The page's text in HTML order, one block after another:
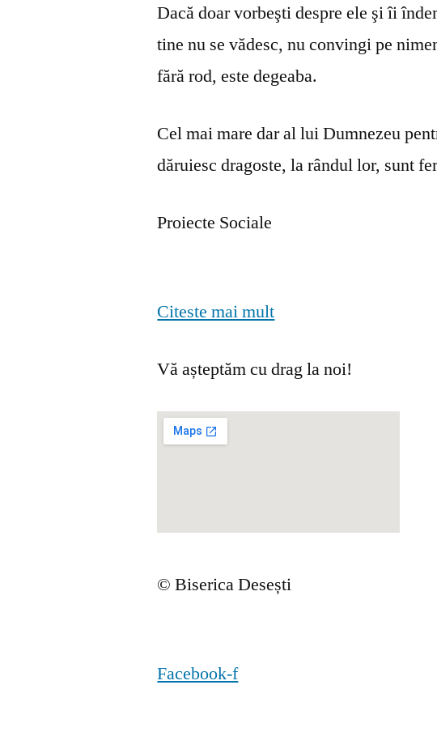
Dacă doar vorbeşti despre ele şi îi
tine nu se vă­desc, nu convingi pe
fără rod, este degeaba.
Cel mai mare dar al lui Dumnezeu
dăruiesc dragoste, la rândul lor, sunt
Proiecte Sociale
Citeste mai mult
Vă așteptăm cu drag la noi!
© Biserica Desești
Facebook-f